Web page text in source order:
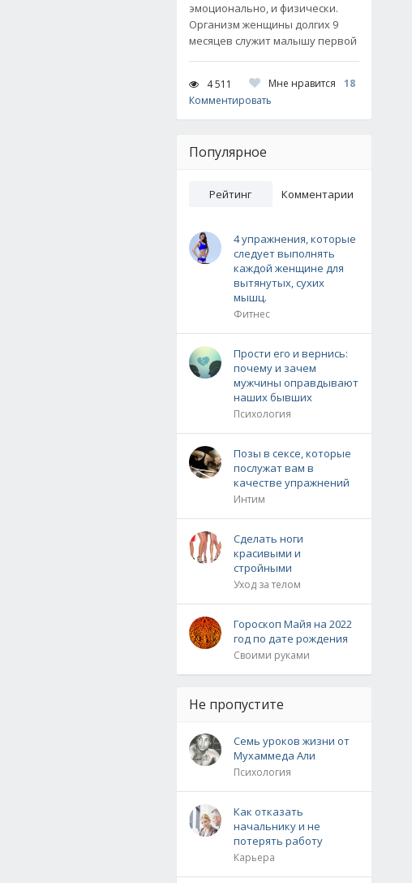
эмоционально, и физически.
Организм женщины долгих 9
месяцев служит малышу первой
4 511 Мне нравится
18
Комментировать
Популярное
Рейтинг Комментарии
4 упражнения, которые
следует выполнять
каждой женщине для
вытянутых, сухих
мышц.
Фитнес
Прости его и вернись:
почему и зачем
мужчины оправдывают
наших бывших
Психология
Позы в сексе, которые
послужат вам в
качестве упражнений
Интим
Сделать ноги
красивыми и
стройными
Уход за телом
Гороскоп Майя на 2022
год по дате рождения
Своими руками
Не пропустите
Семь уроков жизни от
Мухаммеда Али
Психология
Как отказать
начальнику и не
потерять работу
Карьера